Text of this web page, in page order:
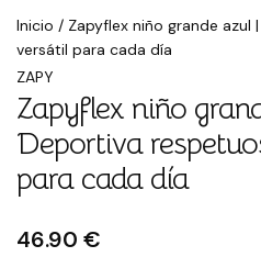
Inicio / Zapyflex niño grande
versátil para cada día
ZAPY
Zapyflex niño
Deportiva
para cada día
46.90 €